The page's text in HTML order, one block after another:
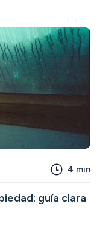
4 min
guía clara